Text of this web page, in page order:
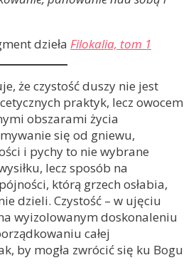
dzieła Filokalia, tom 1
że czystość duszy nie jest
praktyk, lecz owocem
obszarami życia
się od gniewu,
i pychy to nie wybrane
lecz sposób na
którą grzech osłabia,
dzieli. Czystość – w ujęciu
wyizolowanym doskonaleniu
całej
by mogła zwrócić się ku Bogu